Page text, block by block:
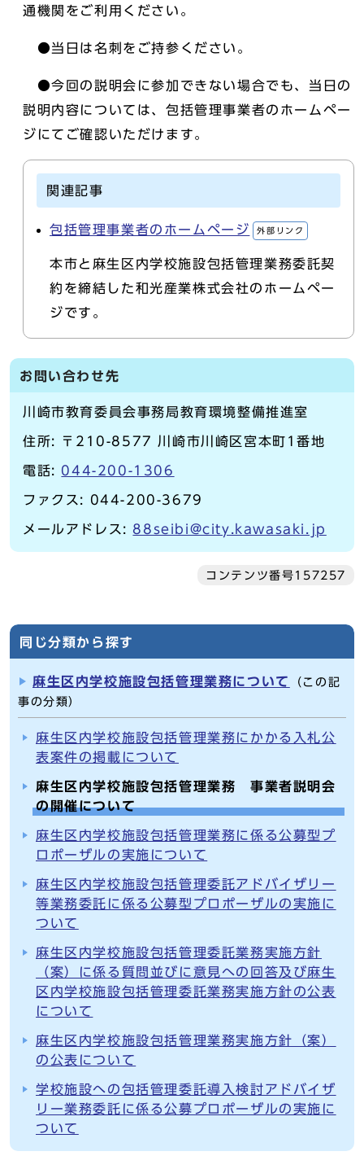
通機関をご利用ください。
●当日は名刺をご持参ください。
●今回の説明会に参加できない場合でも、当日の
説明内容については、包括管理事業者のホームペー
ジにてご確認いただけます。
関連記事
包括管理事業者のホームページ 外部リンク
本市と麻生区内学校施設包括管理業務委託契
約を締結した和光産業株式会社のホームペー
ジです。
お問い合わせ先
川崎市教育委員会事務局教育環境整備推進室
住所: 〒210-8577 川崎市川崎区宮本町1番地
電話: 044-200-1306
ファクス: 044-200-3679
メールアドレス:88seibi@city.kawasaki.jp
コンテンツ番号157257
同じ分類から探す
麻生区内学校施設包括管理業務について
（この記
事の分類）
麻生区内学校施設包括管理業務にかかる入札公
表案件の掲載について
麻生区内学校施設包括管理業務 事業者説明会
の開催について
麻生区内学校施設包括管理業務に係る公募型プ
ロポーザルの実施について
麻生区内学校施設包括管理委託アドバイザリー
等業務委託に係る公募型プロポーザルの実施に
ついて
麻生区内学校施設包括管理委託業務実施方針
（案）に係る質問並びに意見への回答及び麻生
区内学校施設包括管理委託業務実施方針の公表
について
麻生区内学校施設包括管理業務実施方針（案）
の公表について
学校施設への包括管理委託導入検討アドバイザ
リー業務委託に係る公募プロポーザルの実施に
ついて